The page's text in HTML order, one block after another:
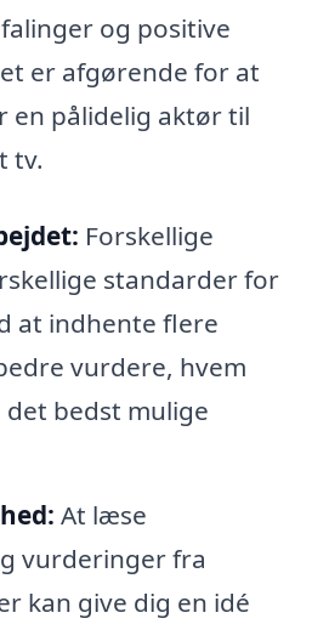
og positive
er afgørende for at
en pålidelig aktør til
tv.
Forskellige
standarder for
at indhente flere
vurdere, hvem
bedst mulige
At læse
vurderinger fra
kan give dig en idé